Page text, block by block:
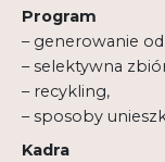
Program
– generowanie
– selektywna
– recykling,
– sposoby
Kadra